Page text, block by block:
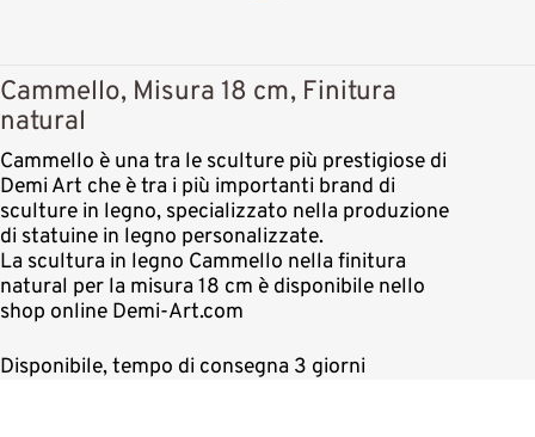
Cammello, Misura 18 cm, Finitura
natural
Cammello è una tra le sculture più prestigiose di
Demi Art che è tra i più importanti brand di
sculture in legno, specializzato nella produzione
di statuine in legno personalizzate.
La scultura in legno Cammello nella finitura
natural per la misura 18 cm è disponibile nello
shop online Demi-Art.com
Disponibile, tempo di consegna 3 giorni